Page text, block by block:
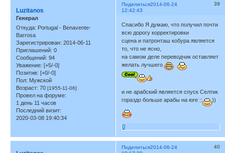
Поделиться 39
2014-06-24
12:42:43
Luzitanos
Генерал
Откуда: Portugal - Benavente-
Barrosa
Зарегистрирован: 2014-06-11
Приглашений: 0
Сообщений: 94
Уважение: [+5/-0]
Позитив: [+0/-0]
Пол: Мужской
Возраст: 70 [1955-11-06]
Провел на форуме:
1 день 11 часов
Последний визит:
2020-03-08 19:40:34
Спасибо Я думаю, что получил почти
всю дорогу корректировки
сцена и патронташ кобура является
то, что не ясно,
на самом деле переводчик оставляет
желать лучшего
и не арабский является спуск Селтик
гораздо больше арабы на юге ::
))
0
Поделиться 40
2014-06-24